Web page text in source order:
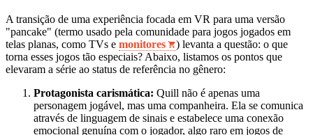
A transição de uma experiência focada em VR para uma versão
"pancake" (termo usado pela comunidade para jogos jogados em
telas planas, como TVs e monitores
) levanta a questão: o que
torna esses jogos tão especiais? Abaixo, listamos os pontos que
elevaram a série ao status de referência no gênero:
Protagonista carismática: Quill não é apenas uma
personagem jogável, mas uma companheira. Ela se comunica
através de linguagem de sinais e estabelece uma conexão
emocional genuína com o jogador, algo raro em jogos de